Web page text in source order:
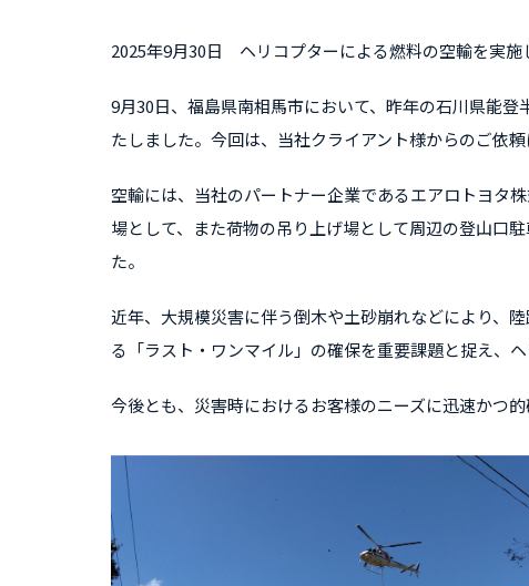
2025年9月30日 ヘリコプターによる燃料の空輸を実施
9月30日、福島県南相馬市において、昨年の石川県能
たしました。今回は、当社クライアント様からのご依
空輸には、当社のパートナー企業であるエアロトヨタ
場として、また荷物の吊り上げ場として周辺の登山口
た。
近年、大規模災害に伴う倒木や土砂崩れなどにより、
る「ラスト・ワンマイル」の確保を重要課題と捉え、
今後とも、災害時におけるお客様のニーズに迅速かつ